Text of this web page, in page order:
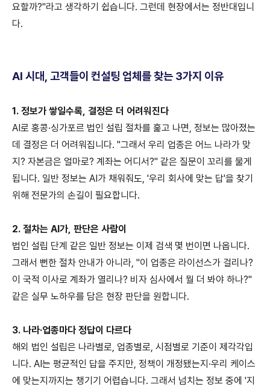
요할까?"라고 생각하기 쉽습니다. 그런데 현장에서는 정반대입니
다.
AI 시대, 고객들이 컨설팅 업체를 찾는 3가지 이유
1. 정보가 쌓일수록, 결정은 더 어려워진다
AI로 홍콩·싱가포르 법인 설립 절차를 훑고 나면, 정보는 많아졌는
데 결정은 더 어려워집니다. "그래서 우리 업종은 어느 나라가 맞
지? 자본금은 얼마로? 계좌는 어디서?" 같은 질문이 꼬리를 물게
됩니다. 일반 정보는 AI가 채워줘도, '우리 회사에 맞는 답'을 찾기
위해 전문가의 손길이 필요합니다.
2. 절차는 AI가, 판단은 사람이
법인 설립 단계 같은 일반 정보는 이제 검색 몇 번이면 나옵니다.
그래서 뻔한 절차 안내가 아니라, "이 업종은 라이선스가 걸리나?
이 국적 이사로 계좌가 열리나? 비자 심사에서 뭘 더 봐야 하나?"
같은 실무 노하우를 담은 현장 판단을 원합니다.
3. 나라·업종마다 정답이 다르다
해외 법인 설립은 나라별로, 업종별로, 시점별로 기준이 제각각입
니다. AI는 평균적인 답을 주지만, 정책이 개정됐는지·우리 케이스
에 맞는지까지는 챙기기 어렵습니다. 그래서 넘치는 정보 중에 '지